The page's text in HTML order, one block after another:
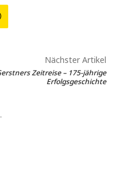
Nächster Artikel
Zeitreise – 175-jährige
Erfolgsgeschichte